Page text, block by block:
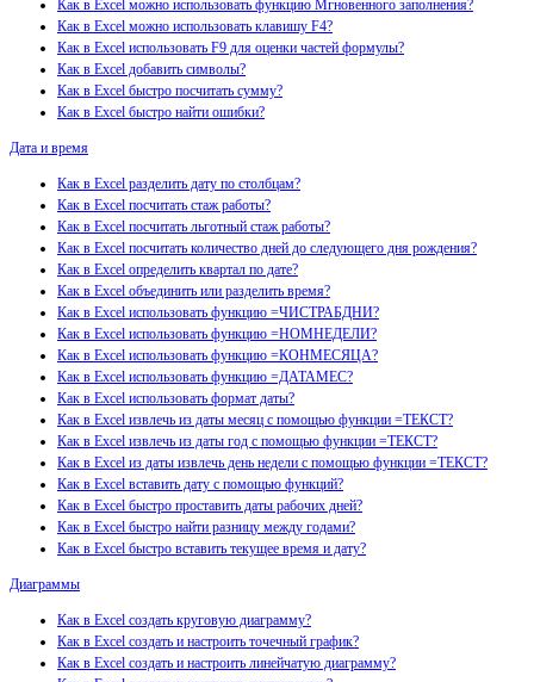
Как в Excel можно использовать функцию Мгновенного заполнения?
Как в Excel можно использовать клавишу F4?
Как в Excel использовать F9 для оценки частей формулы?
Как в Excel добавить символы?
Как в Excel быстро посчитать сумму?
Как в Excel быстро найти ошибки?
Дата и время
Как в Excel разделить дату по столбцам?
Как в Excel посчитать стаж работы?
Как в Excel посчитать льготный стаж работы?
Как в Excel посчитать количество дней до следующего дня рождения?
Как в Excel определить квартал по дате?
Как в Excel объединить или разделить время?
Как в Excel использовать функцию =ЧИСТРАБДНИ?
Как в Excel использовать функцию =НОМНЕДЕЛИ?
Как в Excel использовать функцию =КОНМЕСЯЦА?
Как в Excel использовать функцию =ДАТАМЕС?
Как в Excel использовать формат даты?
Как в Excel извлечь из даты месяц с помощью функции =ТЕКСТ?
Как в Excel извлечь из даты год с помощью функции =ТЕКСТ?
Как в Excel из даты извлечь день недели с помощью функции =ТЕКСТ?
Как в Excel вставить дату с помощью функций?
Как в Excel быстро проставить даты рабочих дней?
Как в Excel быстро найти разницу между годами?
Как в Excel быстро вставить текущее время и дату?
Диаграммы
Как в Excel создать круговую диаграмму?
Как в Excel создать и настроить точечный график?
Как в Excel создать и настроить линейчатую диаграмму?